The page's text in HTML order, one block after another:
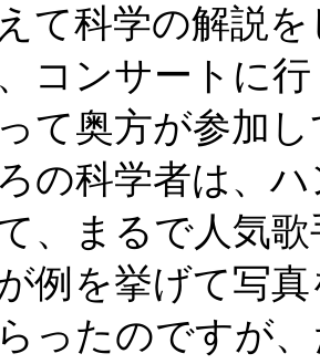
て科学の解説
コンサートに
て奥方が参加
の科学者は、
、まるで人気
例を挙げて写
ったのですが